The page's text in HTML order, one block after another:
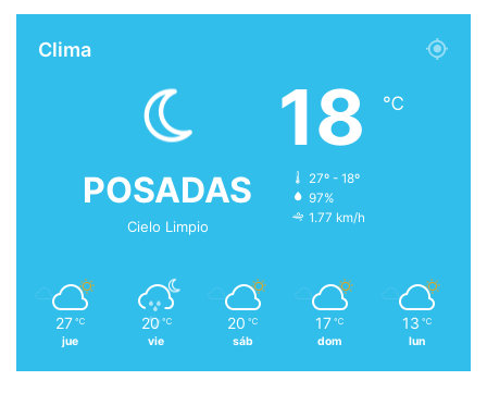
Clima
POSADAS
Cielo Limpio
18 ℃
27º - 18º
97%
1.77 km/h
27 ℃
jue
20 ℃
vie
20 ℃
sáb
17 ℃
dom
13 ℃
lun